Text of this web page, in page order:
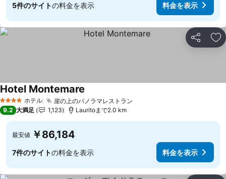
5件のサイトの料金を表示 料金を表示
シェア お
4 ホテルのランク
ホテル 崖の上のパノラマレストラン
Hotel Montemare
9.2 大満足 1,123 Lauritoまで2.0 km
最安値 ￥86,184
7件のサイトの料金を表示 料金を表示